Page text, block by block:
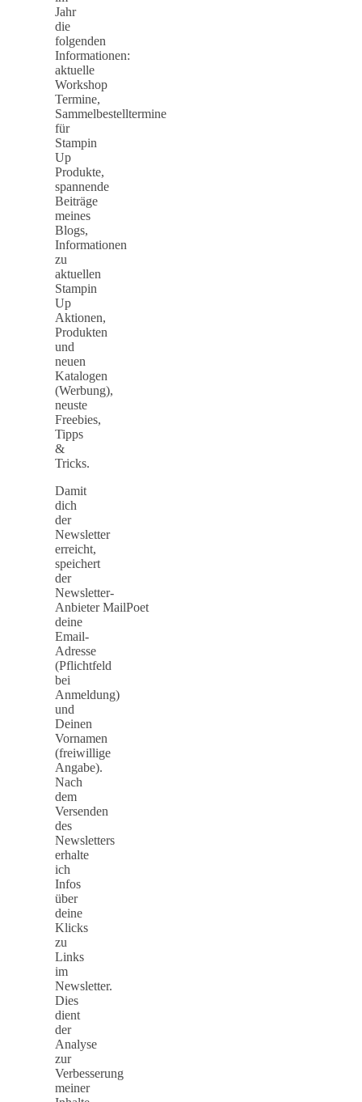
Jahr
die
folgenden
Informationen:
aktuelle
Workshop
Termine,
Sammelbestelltermine
für
Stampin
Up
Produkte,
spannende
Beiträge
meines
Blogs,
Informationen
zu
aktuellen
Stampin
Up
Aktionen,
Produkten
und
neuen
Katalogen
(Werbung),
neuste
Freebies,
Tipps
&
Tricks.
Damit
dich
der
Newsletter
erreicht,
speichert
der
Newsletter-
Anbieter MailPoet
deine
Email-
Adresse
(Pflichtfeld
bei
Anmeldung)
und
Deinen
Vornamen
(freiwillige
Angabe).
Nach
dem
Versenden
des
Newsletters
erhalte
ich
Infos
über
deine
Klicks
zu
Links
im
Newsletter.
Dies
dient
der
Analyse
zur
Verbesserung
meiner